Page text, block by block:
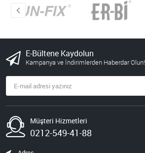
E-Bültene Kaydolun
Kampanya ve İndirimlerden Haberdar Olun!
Müşteri Hizmetleri
0212-549-41-88